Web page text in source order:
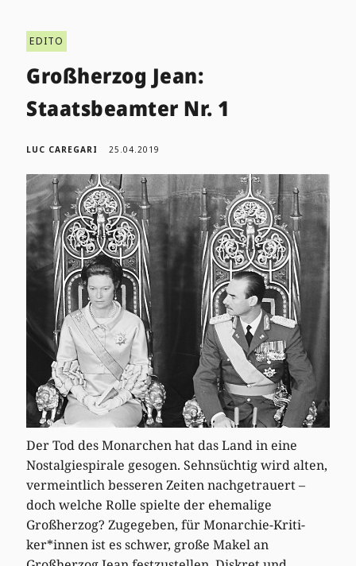
EDITO
Großherzog Jean:
Staatsbeamter Nr. 1
LUC CAREGARI 25.04.2019
Der Tod des Monarchen hat das Land in eine
Nostalgiespirale gesogen. Sehnsüchtig wird alten,
vermeintlich besseren Zeiten nachgetrauert –
doch welche Rolle spielte der ehemalige
Großherzog? Zugegeben, für Monarchie-Kriti-
ker*innen ist es schwer, große Makel an